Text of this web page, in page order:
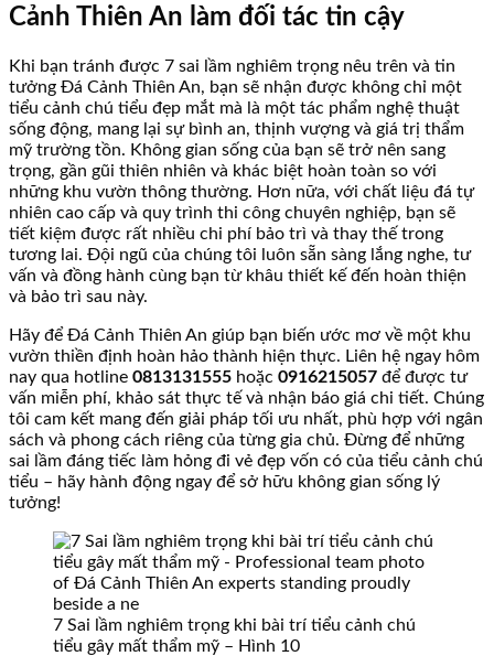
Cảnh Thiên An làm đối tác tin cậy
Khi bạn tránh được 7 sai lầm nghiêm trọng nêu trên và tin
tưởng Đá Cảnh Thiên An, bạn sẽ nhận được không chỉ một
tiểu cảnh chú tiểu đẹp mắt mà là một tác phẩm nghệ thuật
sống động, mang lại sự bình an, thịnh vượng và giá trị thẩm
mỹ trường tồn. Không gian sống của bạn sẽ trở nên sang
trọng, gần gũi thiên nhiên và khác biệt hoàn toàn so với
những khu vườn thông thường. Hơn nữa, với chất liệu đá tự
nhiên cao cấp và quy trình thi công chuyên nghiệp, bạn sẽ
tiết kiệm được rất nhiều chi phí bảo trì và thay thế trong
tương lai. Đội ngũ của chúng tôi luôn sẵn sàng lắng nghe, tư
vấn và đồng hành cùng bạn từ khâu thiết kế đến hoàn thiện
và bảo trì sau này.
Hãy để Đá Cảnh Thiên An giúp bạn biến ước mơ về một khu
vườn thiền định hoàn hảo thành hiện thực. Liên hệ ngay hôm
nay qua hotline 0813131555 hoặc 0916215057 để được tư
vấn miễn phí, khảo sát thực tế và nhận báo giá chi tiết. Chúng
tôi cam kết mang đến giải pháp tối ưu nhất, phù hợp với ngân
sách và phong cách riêng của từng gia chủ. Đừng để những
sai lầm đáng tiếc làm hỏng đi vẻ đẹp vốn có của tiểu cảnh chú
tiểu – hãy hành động ngay để sở hữu không gian sống lý
tưởng!
7 Sai lầm nghiêm trọng khi bài trí tiểu cảnh chú
tiểu gây mất thẩm mỹ – Hình 10